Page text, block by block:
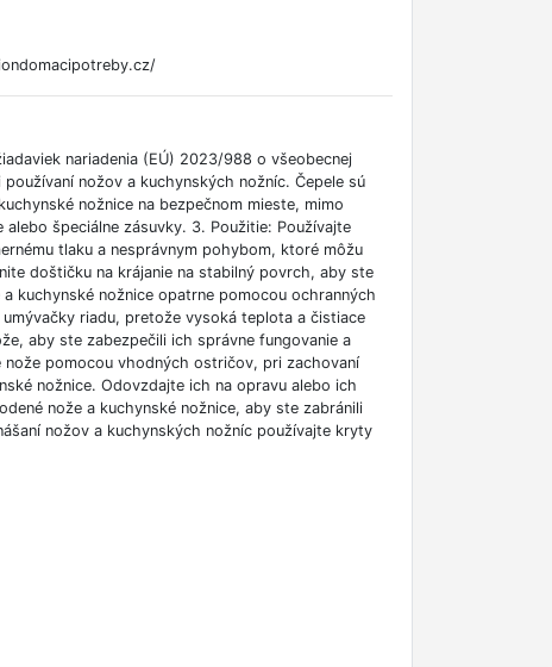
nariadenia (EÚ) 2023/988 o všeobecnej
nožov a kuchynských nožníc. Čepele sú
nožnice na bezpečnom mieste, mimo
špeciálne zásuvky. 3. Použitie: Používajte
tlaku a nesprávnym pohybom, ktoré môžu
doštičku na krájanie na stabilný povrch, aby ste
kuchynské nožnice opatrne pomocou ochranných
riadu, pretože vysoká teplota a čistiace
aby ste zabezpečili ich správne fungovanie a
pomocou vhodných ostričov, pri zachovaní
nožnice. Odovzdajte ich na opravu alebo ich
nože a kuchynské nožnice, aby ste zabránili
nožov a kuchynských nožníc používajte kryty